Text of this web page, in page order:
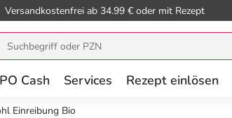
Versandkostenfrei ab 34.99 € oder mit Rezept
Cash Services Rezept einlösen
Einreibung Bio